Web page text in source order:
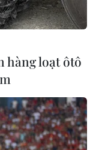
hàng loạt ôtô